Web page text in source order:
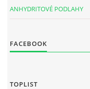
ANHYDRITOVÉ PODLAHY
FACEBOOK
TOPLIST